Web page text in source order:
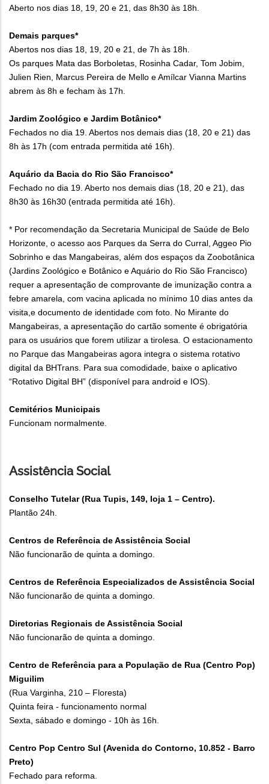
Aberto nos dias 18, 19, 20 e 21, das 8h30 às 18h.
Demais parques*
Abertos nos dias 18, 19, 20 e 21, de 7h às 18h.
Os parques Mata das Borboletas, Rosinha Cadar, Tom Jobim,
Julien Rien, Marcus Pereira de Mello e Amílcar Vianna Martins
abrem às 8h e fecham às 17h.
Jardim Zoológico e Jardim Botânico*
Fechados no dia 19. Abertos nos demais dias (18, 20 e 21) das
8h às 17h (com entrada permitida até 16h).
Aquário da Bacia do Rio São Francisco*
Fechado no dia 19. Aberto nos demais dias (18, 20 e 21), das
8h30 às 16h30 (entrada permitida até 16h).
* Por recomendação da Secretaria Municipal de Saúde de Belo
Horizonte, o acesso aos Parques da Serra do Curral, Aggeo Pio
Sobrinho e das Mangabeiras, além dos espaços da Zoobotânica
(Jardins Zoológico e Botânico e Aquário do Rio São Francisco)
requer a apresentação de comprovante de imunização contra a
febre amarela, com vacina aplicada no mínimo 10 dias antes da
visita,e documento de identidade com foto. No Mirante do
Mangabeiras, a apresentação do cartão somente é obrigatória
para os usuários que forem utilizar a tirolesa. O estacionamento
no Parque das Mangabeiras agora integra o sistema rotativo
digital da BHTrans. Para sua comodidade, baixe o aplicativo
“Rotativo Digital BH” (disponível para android e IOS).
Cemitérios Municipais
Funcionam normalmente.
Assistência Social
Conselho Tutelar (Rua Tupis, 149, loja 1 – Centro).
Plantão 24h.
Centros de Referência de Assistência Social
Não funcionarão de quinta a domingo.
Centros de Referência Especializados de Assistência Social
Não funcionarão de quinta a domingo.
Diretorias Regionais de Assistência Social
Não funcionarão de quinta a domingo.
Centro de Referência para a População de Rua (Centro Pop)
Miguilim
(Rua Varginha, 210 – Floresta)
Quinta feira - funcionamento normal
Sexta, sábado e domingo - 10h às 16h.
Centro Pop Centro Sul (Avenida do Contorno, 10.852 - Barro
Preto)
Fechado para reforma.